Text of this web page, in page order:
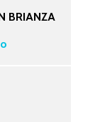
BRIANZA